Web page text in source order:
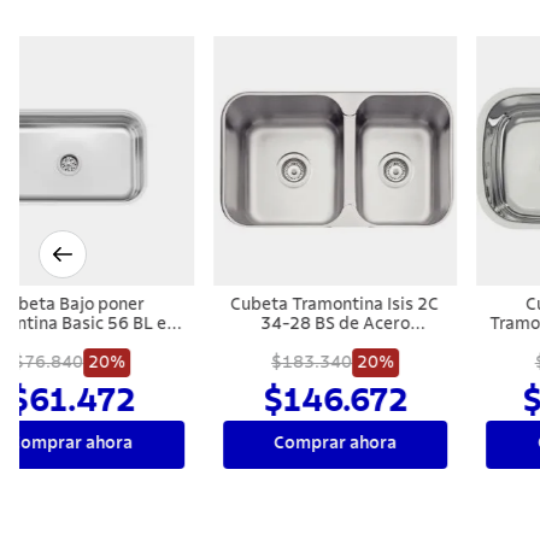
Cubeta Tramontina Design
Collection Quadrum 50 en
$338.670
$270.936
Comprar ahora
Cubeta Tramontina Design
Collection Quadrum 40 en
$334.340
$267.472
Comprar ahora